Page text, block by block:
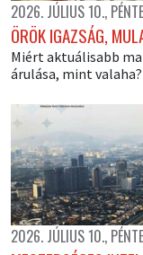
2026. JÚLIUS 10.,
ÖRÖK IGAZSÁG,
Miért aktuálisabb
árulása, mint valaha?
2026. JÚLIUS 10.,